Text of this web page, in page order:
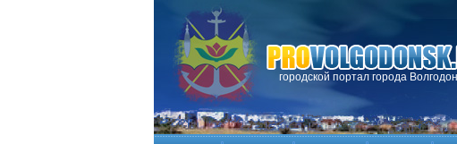
городской портал города